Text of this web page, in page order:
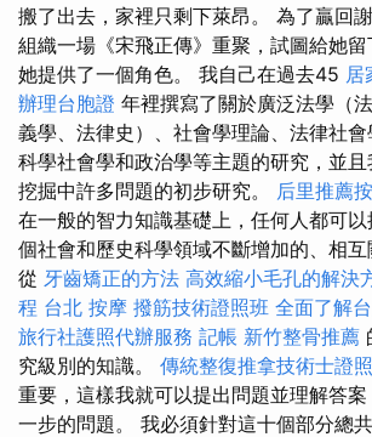
搬了出去，家裡只剩下萊昂。 為了贏回
組織一場《宋飛正傳》重聚，試圖給她
她提供了一個角色。 我自己在過去45 居
辦理台胞證 年裡撰寫了關於廣泛法學（
義學、法律史）、社會學理論、法律社會
科學社會學和政治學等主題的研究，並
挖掘中許多問題的初步研究。 后里推薦
在一般的智力知識基礎上，任何人都可
個社會和歷史科學領域不斷增加的、相
從 牙齒矯正的方法 高效縮小毛孔的解決
程 台北 按摩 撥筋技術證照班 全面了解
旅行社護照代辦服務 記帳 新竹整骨推薦
究級別的知識。 傳統整復推拿技術士證
重要，這樣我就可以提出問題並理解答
一步的問題。 我必須針對這十個部分總